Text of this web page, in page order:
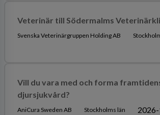
Veterinär till Södermalms
Svenska Veterinärgruppen Holding AB
Vill du vara med och forma
djursjukvård?
AniCura Sweden AB Stockholms län